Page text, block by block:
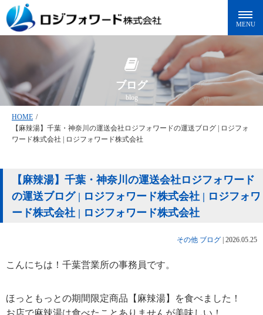
ブログ
blog
HOME /
【麻辣湯】千葉・神奈川の運送会社ロジフォワードの運送ブログ | ロジフォ
ワード株式会社 | ロジフォワード株式会社
【麻辣湯】千葉・神奈川の運送会社ロジフォワード
の運送ブログ | ロジフォワード株式会社 | ロジフォワ
ード株式会社 | ロジフォワード株式会社
その他 ブログ 2026.05.25
こんにちは！千葉営業所の事務員です。
ほっともっとの期間限定商品【麻辣湯】を食べました！
お店で麻辣湯は食べたことありませんが美味しい！